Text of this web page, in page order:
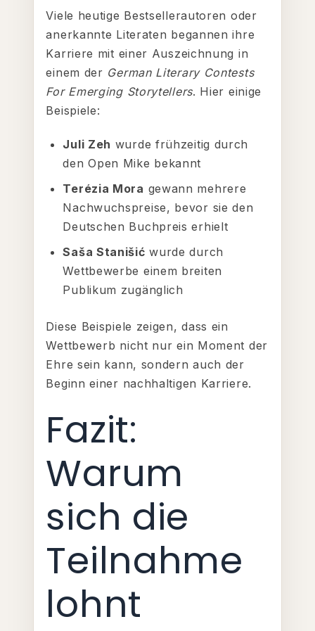
Viele heutige Bestsellerautoren oder
anerkannte Literaten begannen ihre
Karriere mit einer Auszeichnung in
einem der German Literary Contests
For Emerging Storytellers. Hier einige
Beispiele:
Juli Zeh wurde frühzeitig durch
den Open Mike bekannt
Terézia Mora gewann mehrere
Nachwuchspreise, bevor sie den
Deutschen Buchpreis erhielt
Saša Stanišić wurde durch
Wettbewerbe einem breiten
Publikum zugänglich
Diese Beispiele zeigen, dass ein
Wettbewerb nicht nur ein Moment der
Ehre sein kann, sondern auch der
Beginn einer nachhaltigen Karriere.
Fazit:
Warum
sich die
Teilnahme
lohnt